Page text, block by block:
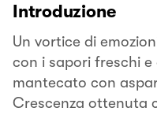
Introduzione
Un vortice di
con i sapori freschi
mantecato con
Crescenza ottenuta